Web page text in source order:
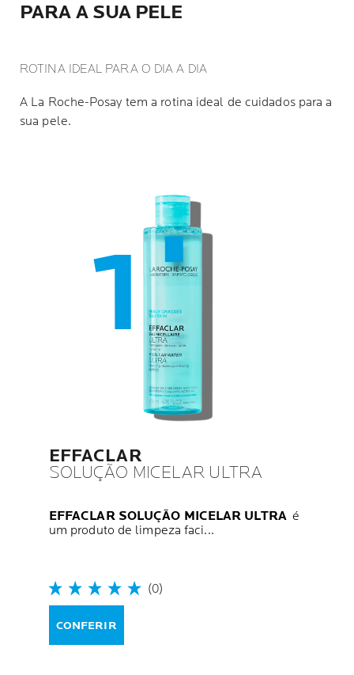
PARA A SUA PELE
ROTINA IDEAL PARA O DIA A DIA
A La Roche-Posay tem a rotina ideal de cuidados para a
sua pele.
EFFACLAR
SOLUÇÃO MICELAR ULTRA
EFFACLAR SOLUÇÃO MICELAR ULTRA é
um produto de limpeza faci...
(0)
CONFERIR